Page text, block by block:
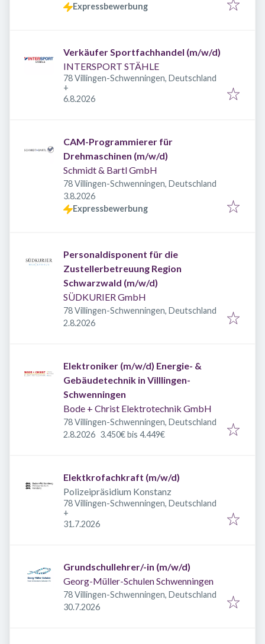
Expressbewerbung
Verkäufer Sportfachhandel (m/w/d)
INTERSPORT STÄHLE
78 Villingen-Schwenningen, Deutschland
+
Veröffentlicht
6.8.2026
CAM-Programmierer für
Drehmaschinen (m/w/d)
Schmidt & Bartl GmbH
78 Villingen-Schwenningen, Deutschland
Veröffentlicht
3.8.2026
Expressbewerbung
Personaldisponent für die
Zustellerbetreuung Region
Schwarzwald (m/w/d)
SÜDKURIER GmbH
78 Villingen-Schwenningen, Deutschland
Veröffentlicht
2.8.2026
Elektroniker (m/w/d) Energie- &
Gebäudetechnik in Villlingen-
Schwenningen
Bode + Christ Elektrotechnik GmbH
78 Villingen-Schwenningen, Deutschland
Veröffentlicht:
2.8.2026 3.450€ bis 4.449€
Elektkrofachkraft (m/w/d)
Polizeipräsidium Konstanz
78 Villingen-Schwenningen, Deutschland
+
Veröffentlicht
31.7.2026
Grundschullehrer/-in (m/w/d)
Georg-Müller-Schulen Schwenningen
78 Villingen-Schwenningen, Deutschland
Veröffentlicht
30.7.2026